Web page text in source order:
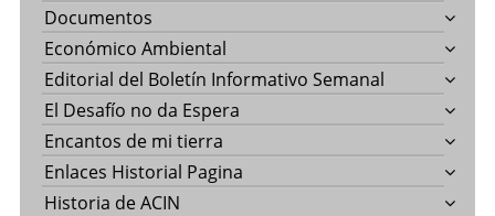
Documentos
Económico Ambiental
Editorial del Boletín Informativo Semanal
El Desafío no da Espera
Encantos de mi tierra
Enlaces Historial Pagina
Historia de ACIN